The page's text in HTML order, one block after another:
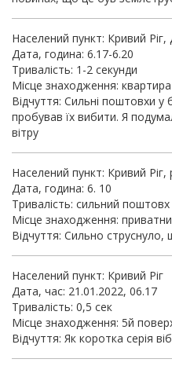
Населений пункт: Кривий
Дата, година: 6.17-6.20
Тривалість: 1-2 секунди
Місце знаходження:
Відчуття: Сильні поштовхи у
пробував їх вибити. Я
вітру
Населений пункт: Кривий
Дата, година: 6. 10
Тривалість: сильний поштовх
Місце знаходження:
Відчуття: Сильно
Населений пункт: Кривий Ріг
Дата, час: 21.01.2022, 06.17
Тривалість: 0,5 сек
Місце знаходження: 5й
Відчуття: Як коротка серія